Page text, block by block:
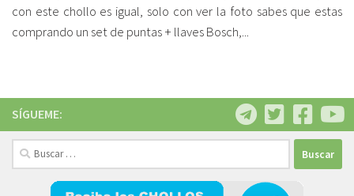
con este chollo es igual, solo con ver la foto sabes que estas
comprando un set de puntas + llaves Bosch,...
SÍGUEME:
Buscar: